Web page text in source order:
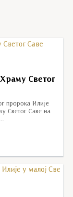
Светог
пророка Илије
Светог Саве на